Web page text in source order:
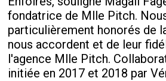
fondatrice de Mlle Pitch.
particulièrement honorés de
nous accordent et de leur
l'agence Mlle Pitch.
initiée en 2017 et 2018 par